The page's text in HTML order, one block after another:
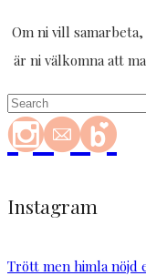
Om ni vill
är ni välkomna att
Instagram
Trött men himla nöjd